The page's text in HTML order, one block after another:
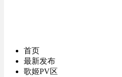
首页
最新发布
歌姬PV区